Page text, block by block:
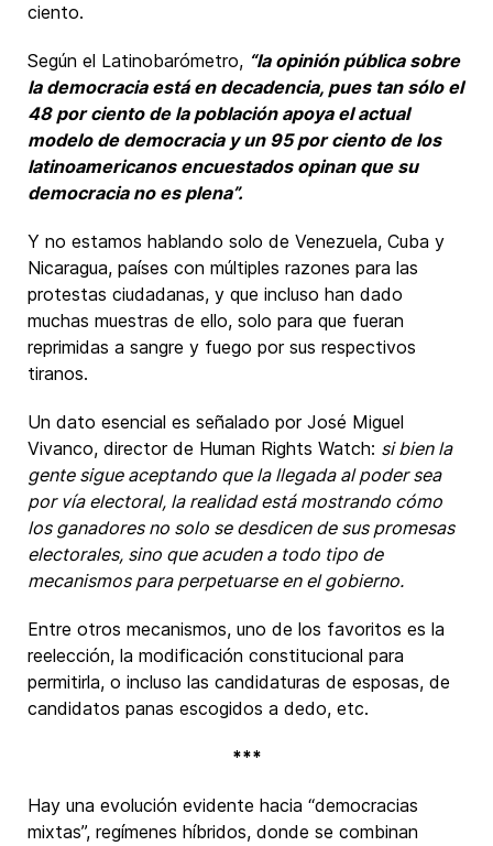
ciento.
Según el Latinobarómetro, “la opinión pública sobre
la democracia está en decadencia, pues tan sólo el
48 por ciento de la población apoya el actual
modelo de democracia y un 95 por ciento de los
latinoamericanos encuestados opinan que su
democracia no es plena”.
Y no estamos hablando solo de Venezuela, Cuba y
Nicaragua, países con múltiples razones para las
protestas ciudadanas, y que incluso han dado
muchas muestras de ello, solo para que fueran
reprimidas a sangre y fuego por sus respectivos
tiranos.
Un dato esencial es señalado por José Miguel
Vivanco, director de Human Rights Watch: si bien la
gente sigue aceptando que la llegada al poder sea
por vía electoral, la realidad está mostrando cómo
los ganadores no solo se desdicen de sus promesas
electorales, sino que acuden a todo tipo de
mecanismos para perpetuarse en el gobierno.
Entre otros mecanismos, uno de los favoritos es la
reelección, la modificación constitucional para
permitirla, o incluso las candidaturas de esposas, de
candidatos panas escogidos a dedo, etc.
***
Hay una evolución evidente hacia “democracias
mixtas”, regímenes híbridos, donde se combinan